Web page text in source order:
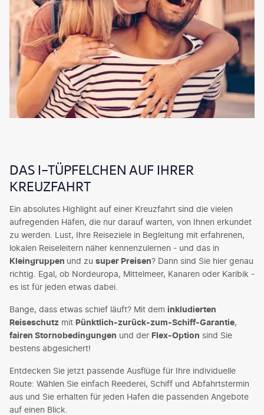
DAS I-TÜPFELCHEN AUF IHRER
KREUZFAHRT
Ein absolutes Highlight auf einer Kreuzfahrt sind die vielen
aufregenden Häfen, die nur darauf warten, von Ihnen erkundet
zu werden. Lust, Ihre Reiseziele in Begleitung mit erfahrenen,
lokalen Reiseleitern näher kennenzulernen - und das in
Kleingruppen und zu super Preisen? Dann sind Sie hier genau
richtig. Egal, ob Nordeuropa, Mittelmeer, Kanaren oder Karibik -
es ist für jeden etwas dabei.
Bange, dass etwas schief läuft? Mit dem inkludierten
Reiseschutz mit Pünktlich-zurück-zum-Schiff-Garantie,
fairen Stornobedingungen und der Flex-Option sind Sie
bestens abgesichert!
Entdecken Sie jetzt passende Ausflüge für Ihre individuelle
Route: Wählen Sie einfach Reederei, Schiff und Abfahrtstermin
aus und Sie erhalten für jeden Hafen die passenden Angebote
auf einen Blick.